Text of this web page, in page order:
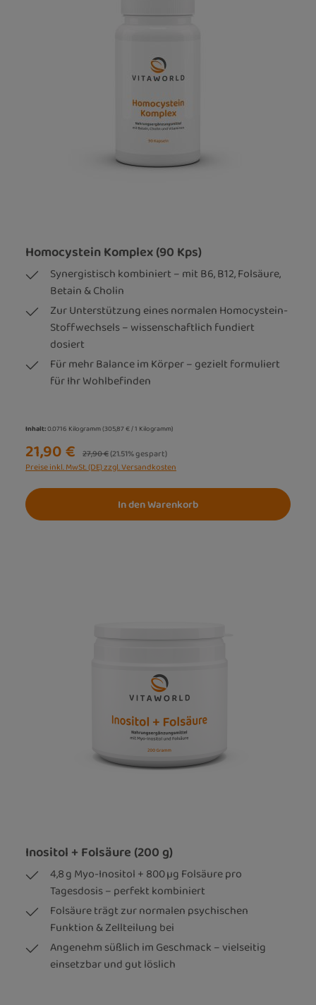
Homocystein Komplex (90 Kps)
Synergistisch kombiniert – mit B6, B12, Folsäure,
Betain & Cholin
Zur Unterstützung eines normalen Homocystein-
Stoffwechsels – wissenschaftlich fundiert
dosiert
Für mehr Balance im Körper – gezielt formuliert
für Ihr Wohlbefinden
Inhalt:0.0716 Kilogramm(305,87 € / 1 Kilogramm)
21,90 € Regulärer Preis:
27,90 €(21.51% gespart)
Preise inkl. MwSt. (DE) zzgl. Versandkosten
In den Warenkorb
Inositol + Folsäure (200 g)
4,8 g Myo-Inositol + 800 µg Folsäure pro
Tagesdosis – perfekt kombiniert
Folsäure trägt zur normalen psychischen
Funktion & Zellteilung bei
Angenehm süßlich im Geschmack – vielseitig
einsetzbar und gut löslich